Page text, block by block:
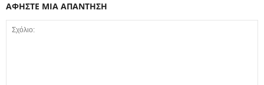
ΑΦΗΣΤΕ ΜΙΑ ΑΠΑΝΤΗΣΗ